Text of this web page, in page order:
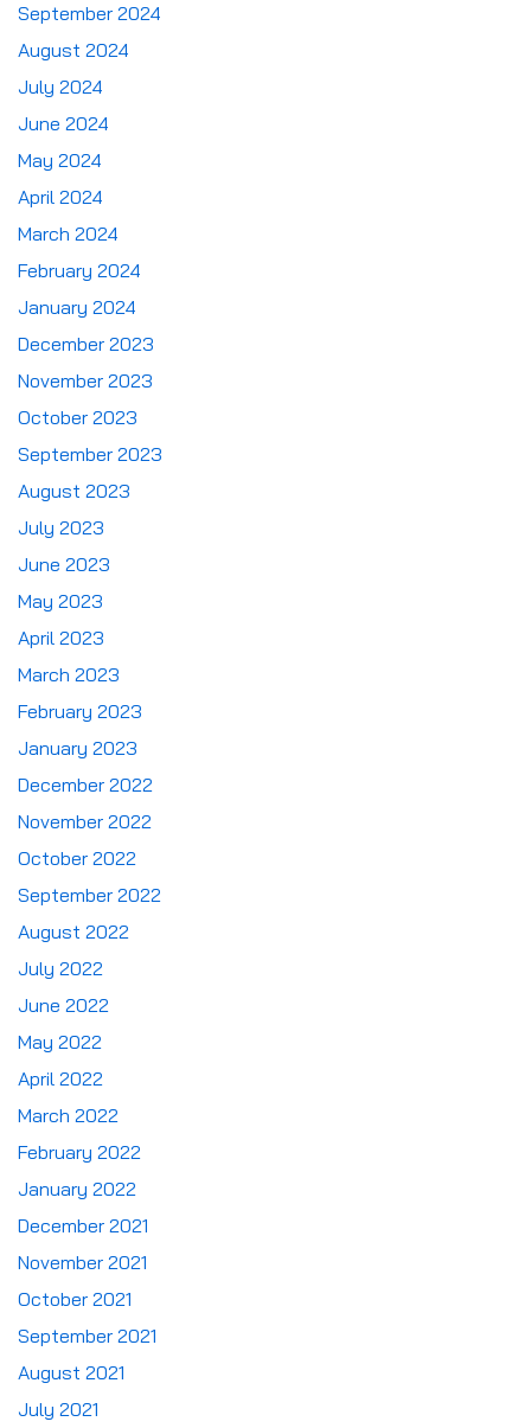
September 2024
August 2024
July 2024
June 2024
May 2024
April 2024
March 2024
February 2024
January 2024
December 2023
November 2023
October 2023
September 2023
August 2023
July 2023
June 2023
May 2023
April 2023
March 2023
February 2023
January 2023
December 2022
November 2022
October 2022
September 2022
August 2022
July 2022
June 2022
May 2022
April 2022
March 2022
February 2022
January 2022
December 2021
November 2021
October 2021
September 2021
August 2021
July 2021